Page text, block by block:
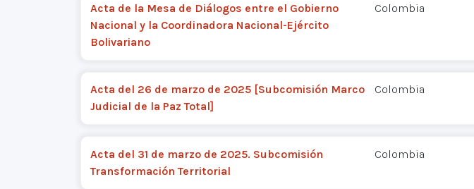
Acta de la Mesa de Diálogos entre el Gobierno
Nacional y la Coordinadora Nacional-Ejército
Bolivariano
Colombia
Acta del 26 de marzo de 2025 [Subcomisión Marco
Judicial de la Paz Total]
Colombia
Acta del 31 de marzo de 2025. Subcomisión
Transformación Territorial
Colombia